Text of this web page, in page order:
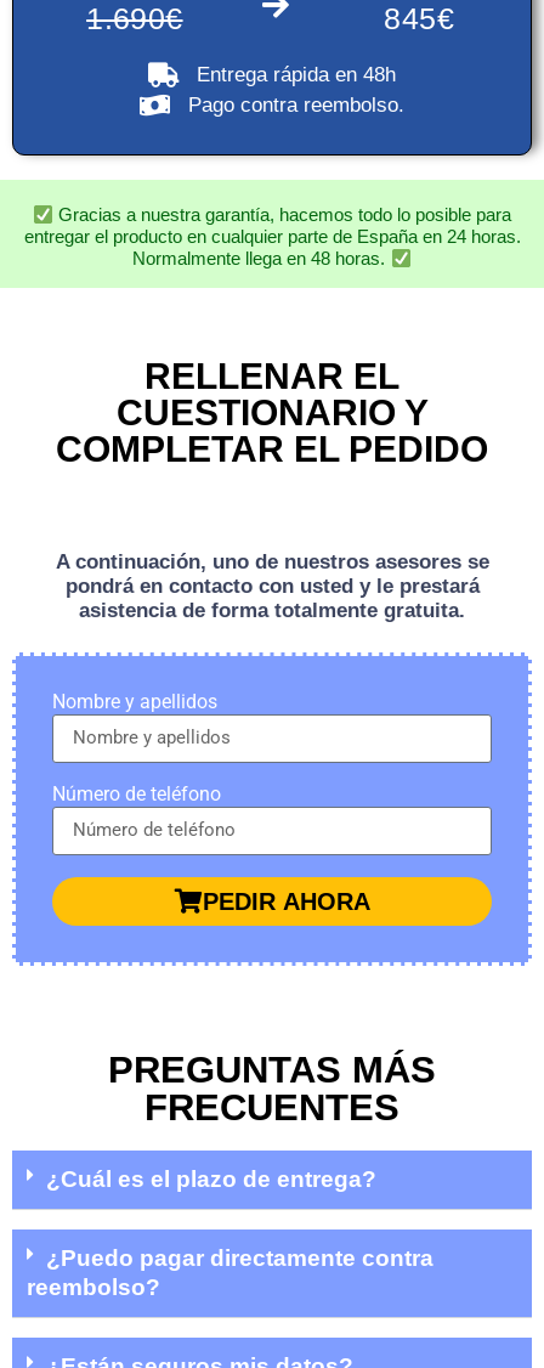
1.690€ 845€
Entrega rápidaen 48h
Pago contra reembolso.
Gracias a nuestra garantía, hacemos todo lo posible para
entregar el producto en cualquier parte de España en 24 horas.
Normalmente llega en 48 horas.
RELLENAR EL
CUESTIONARIO Y
COMPLETAR EL PEDIDO
A continuación, uno de nuestros asesores se
pondrá en contacto con usted y le prestará
asistencia de forma totalmente gratuita.
Nombre y apellidos
Número de teléfono
PEDIR AHORA
PREGUNTAS MÁS
FRECUENTES
¿Cuál es el plazo de entrega?
¿Puedo pagar directamente contra
reembolso?